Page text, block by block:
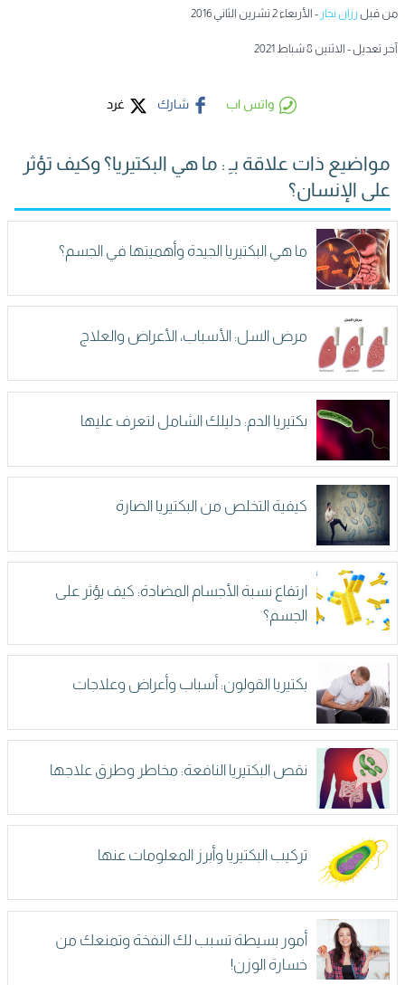
من قبل رزان نجار - الأربعاء 2 تشرين الثاني 2016
آخر تعديل - الاثنين 8 شباط 2021
واتس اب شارك غرد
مواضيع ذات علاقة بـِ : ما هي البكتيريا؟ وكيف تؤثر
على الإنسان؟
ما هي البكتيريا الجيدة وأهميتها في الجسم؟
مرض السل: الأسباب، الأعراض والعلاج
بكتيريا الدم: دليلك الشامل لتعرف عليها
كيفية التخلص من البكتيريا الضارة
ارتفاع نسبة الأجسام المضادة: كيف يؤثر على
الجسم؟
بكتيريا القولون: أسباب وأعراض وعلاجات
نقص البكتيريا النافعة: مخاطر وطرق علاجها
تركيب البكتيريا وأبرز المعلومات عنها
أمور بسيطة تسبب لك النفخة وتمنعك من
خسارة الوزن!